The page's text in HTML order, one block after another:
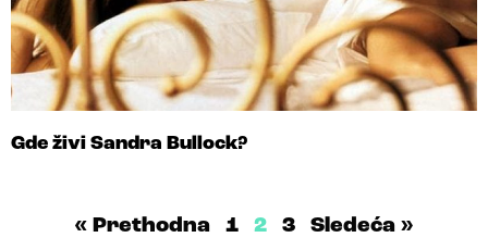
Gde živi Sandra Bullock?
« Prethodna 1 2 3 Sledeća »